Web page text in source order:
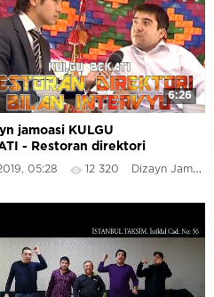
6:26
jamoasi KULGU
- Restoran direktori
intervyu
05:28 12 320 Dizayn Jamoasi